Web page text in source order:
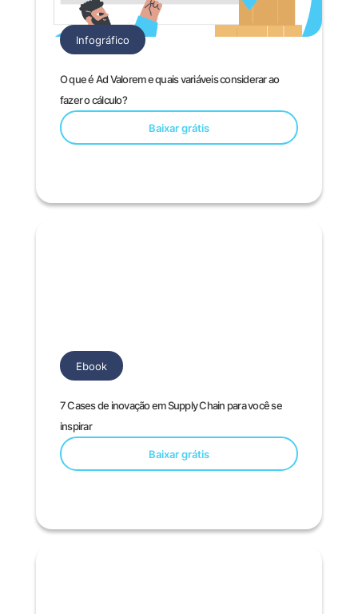
O que é Ad Valorem e quais variáveis considerar ao
fazer o cálculo?
Baixar grátis
Infográfico
7 Cases de inovação em Supply Chain para você se
inspirar
Baixar grátis
Ebook